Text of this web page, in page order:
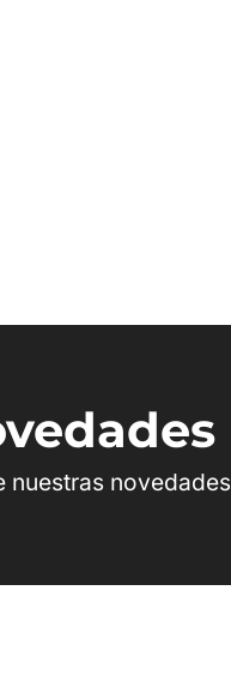
nuestras novedades